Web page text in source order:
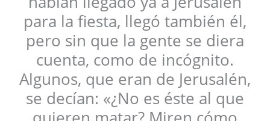
para la fiesta, llegó también él,
pero sin que la gente se diera
cuenta, como de incógnito.
Algunos, que eran de Jerusalén,
se decían: «¿No es éste al que